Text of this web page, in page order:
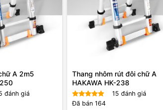
A 2m5
đánh giá
Thang nhôm rút đôi chữ A
HAKAWA HK-238
Được xếp
15 đánh giá
Đã bán 164